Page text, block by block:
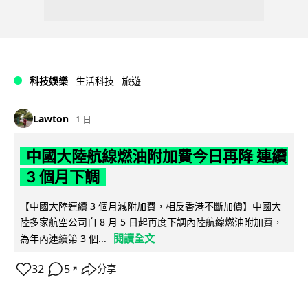
科技娛樂 生活科技 旅遊
Lawton 1 日
中國大陸航線燃油附加費今日再降 連續
3 個月下調
【中國大陸連續 3 個月減附加費，相反香港不斷加價】中國大
陸多家航空公司自 8 月 5 日起再度下調內陸航線燃油附加費，
為年內連續第 3 個...
閱讀全文
32 5 ↗ 分享